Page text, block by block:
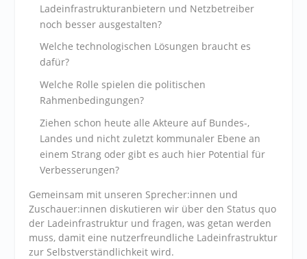
Ladeinfrastrukturanbietern und Netzbetreiber
noch besser ausgestalten?
Welche technologischen Lösungen braucht es
dafür?
Welche Rolle spielen die politischen
Rahmenbedingungen?
Ziehen schon heute alle Akteure auf Bundes-,
Landes und nicht zuletzt kommunaler Ebene an
einem Strang oder gibt es auch hier Potential für
Verbesserungen?
Gemeinsam mit unseren Sprecher:innen und
Zuschauer:innen diskutieren wir über den Status quo
der Ladeinfrastruktur und fragen, was getan werden
muss, damit eine nutzerfreundliche Ladeinfrastruktur
zur Selbstverständlichkeit wird.